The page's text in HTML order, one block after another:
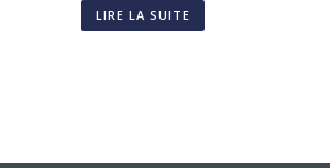
LIRE LA SUITE